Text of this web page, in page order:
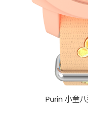
Purin 小童